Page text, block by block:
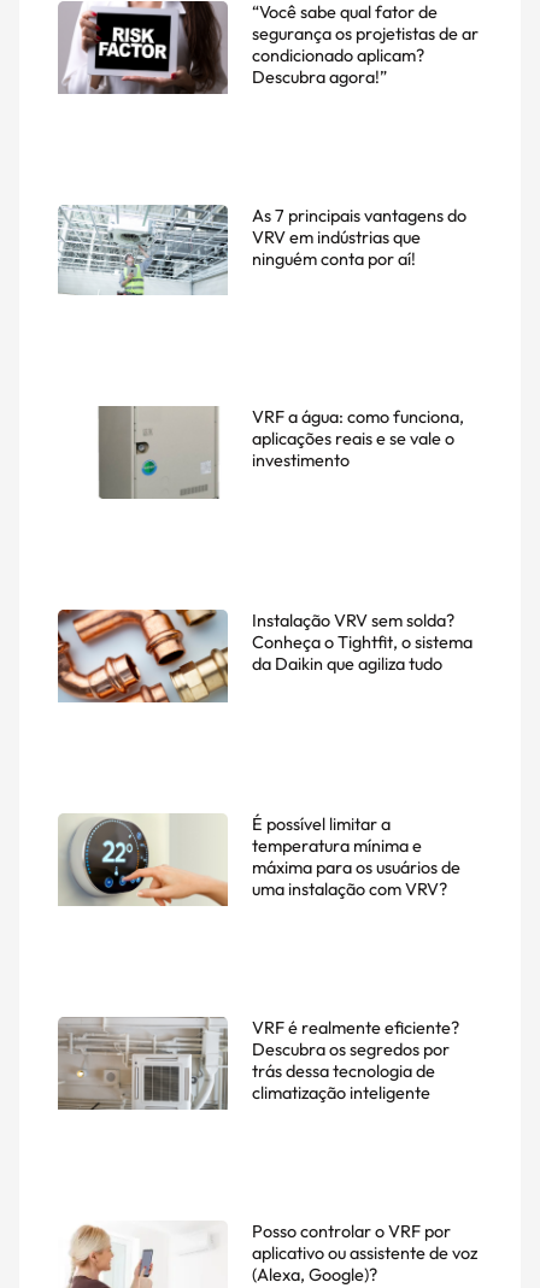
“Você sabe qual fator de
segurança os projetistas de ar
condicionado aplicam?
Descubra agora!”
As 7 principais vantagens do
VRV em indústrias que
ninguém conta por aí!
VRF a água: como funciona,
aplicações reais e se vale o
investimento
Instalação VRV sem solda?
Conheça o Tightfit, o sistema
da Daikin que agiliza tudo
É possível limitar a
temperatura mínima e
máxima para os usuários de
uma instalação com VRV?
VRF é realmente eficiente?
Descubra os segredos por
trás dessa tecnologia de
climatização inteligente
Posso controlar o VRF por
aplicativo ou assistente de voz
(Alexa, Google)?